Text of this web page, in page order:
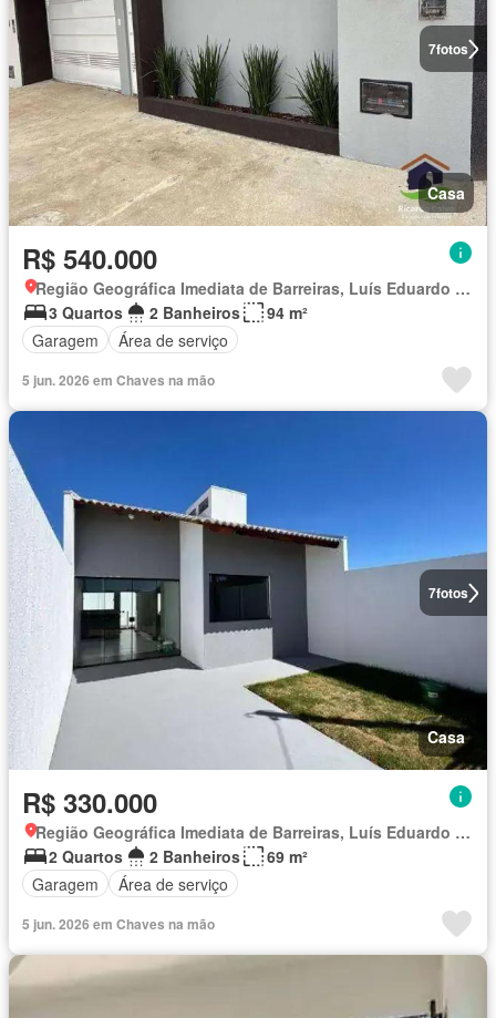
7fotos
Casa
R$ 540.000
Região Geográfica Imediata de Barreiras, Luís Eduardo Magalhães
3 Quartos
2 Banheiros
94 m²
Garagem
Área de serviço
5 jun. 2026 em Chaves na mão
7fotos
Casa
R$ 330.000
Região Geográfica Imediata de Barreiras, Luís Eduardo Magalhães
2 Quartos
2 Banheiros
69 m²
Garagem
Área de serviço
5 jun. 2026 em Chaves na mão